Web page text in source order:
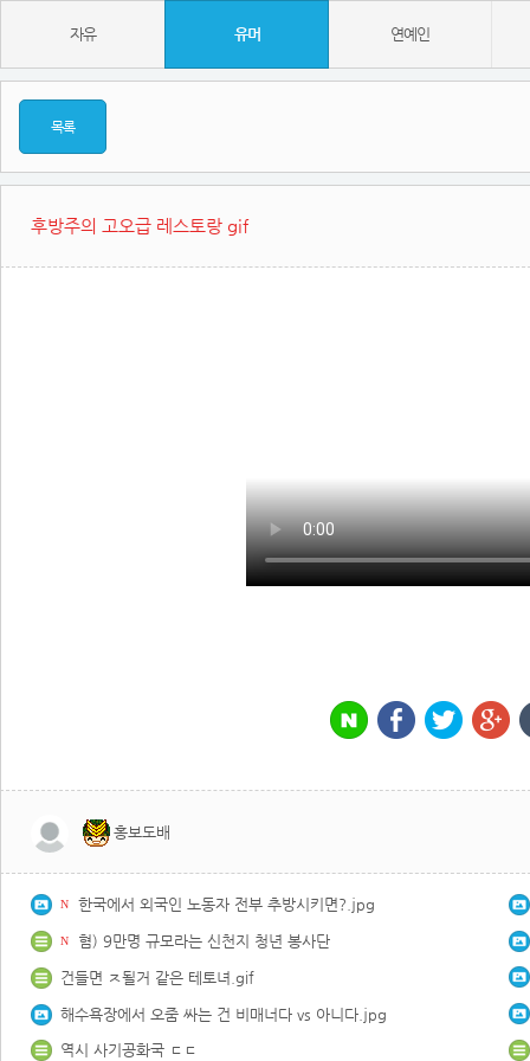
자유 유머 연예인
목록
후방주의 고오급 레스토랑 gif
홍보도배
N 한국에서 외국인 노동자 전부 추방시키면?.jpg
N 혐) 9만명 규모라는 신천지 청년 봉사단
건들면 ㅈ될거 같은 테토녀.gif
해수욕장에서 오줌 싸는 건 비매너다 vs 아니다.jpg
역시 사기공화국 ㄷㄷ